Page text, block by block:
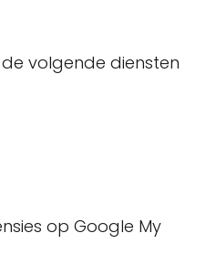
volgende diensten
op Google My